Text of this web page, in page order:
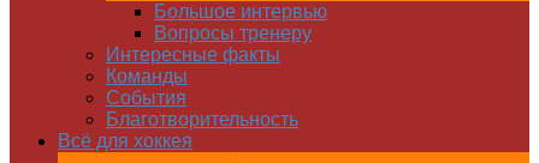
Большое интервью
Вопросы тренеру
Интересные факты
Команды
Cобытия
Благотворительность
Всё для хоккея